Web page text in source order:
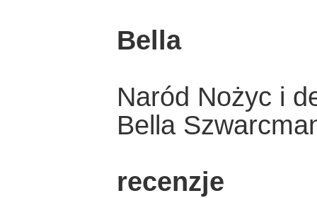
Bella
Naród Nożyc i
Bella
recenzje